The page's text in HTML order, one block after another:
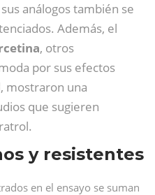
análogos también se
Además, el
, otros
por sus efectos
mostraron una
que sugieren
y resistentes
en el ensayo se suman